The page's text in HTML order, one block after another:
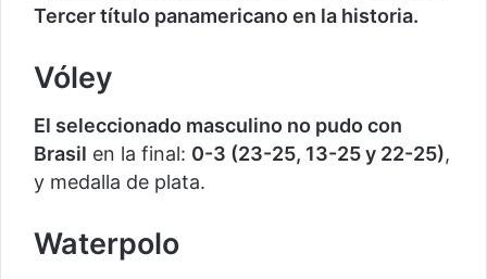
Tercer título panamericano en la historia.
Vóley
El seleccionado masculino no pudo con
Brasil en la final: 0-3 (23-25, 13-25 y 22-25),
y medalla de plata.
Waterpolo